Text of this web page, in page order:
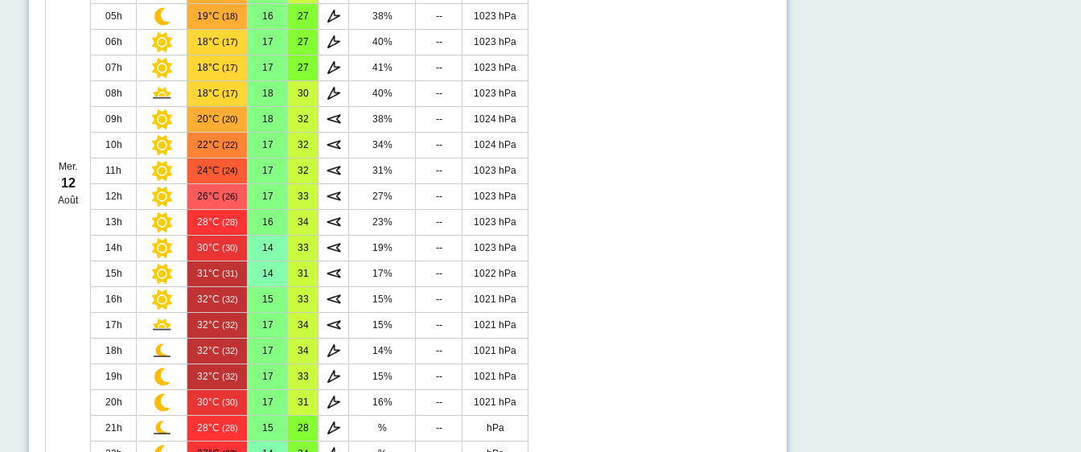
Mer.
12
Août
05h 19°C (18) 16 27 38% -- 1023 hPa
06h 18°C (17) 17 27 40% -- 1023 hPa
07h 18°C (17) 17 27 41% -- 1023 hPa
08h 18°C (17) 18 30 40% -- 1023 hPa
09h 20°C (20) 18 32 38% -- 1024 hPa
10h 22°C (22) 17 32 34% -- 1024 hPa
11h 24°C (24) 17 32 31% -- 1023 hPa
12h 26°C (26) 17 33 27% -- 1023 hPa
13h 28°C (28) 16 34 23% -- 1023 hPa
14h 30°C (30) 14 33 19% -- 1023 hPa
15h 31°C (31) 14 31 17% -- 1022 hPa
16h 32°C (32) 15 33 15% -- 1021 hPa
17h 32°C (32) 17 34 15% -- 1021 hPa
18h 32°C (32) 17 34 14% -- 1021 hPa
19h 32°C (32) 17 33 15% -- 1021 hPa
20h 30°C (30) 17 31 16% -- 1021 hPa
21h 28°C (28) 15 28 % -- hPa